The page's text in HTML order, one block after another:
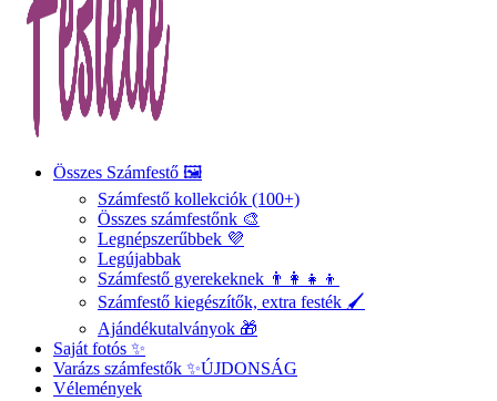
Összes Számfestő 🖼️
Számfestő kollekciók (100+)
Összes számfestőnk 🎨
Legnépszerűbbek 💜
Legújabbak
Számfestő gyerekeknek 👨‍👩‍👧‍👦
Számfestő kiegészítők, extra festék 🖌️
Ajándékutalványok 🎁
Saját fotós ✨
Varázs számfestők ✨ÚJDONSÁG
Vélemények